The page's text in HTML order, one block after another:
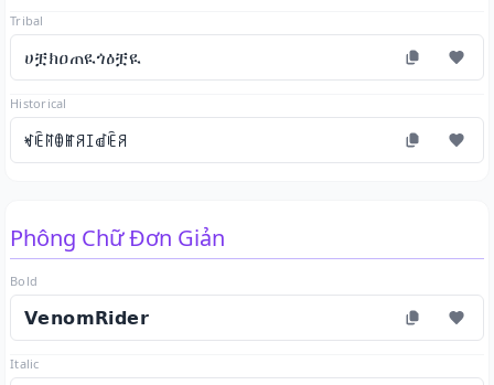
Tribal
ሀቿክዐጠዪጎዕቿዪ
Historical
ꏝꍟꊮꂦꂵꋪꀤꀷꍟꋪ
Phông Chữ Đơn Giản
Bold
𝗩𝗲𝗻𝗼𝗺𝗥𝗶𝗱𝗲𝗿
Italic